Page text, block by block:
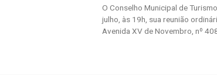
O Conselho Municipal de
julho, às 19h, sua reunião
Avenida XV de Novembro, nº